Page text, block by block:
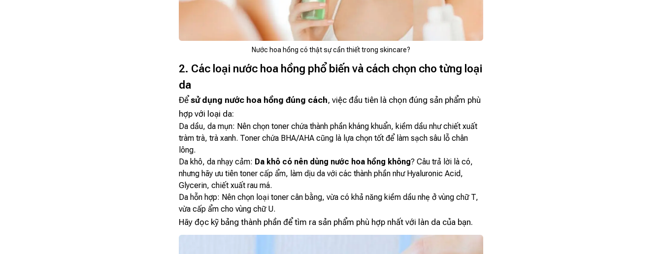
Nước hoa hồng có thật sự cần thiết trong skincare?
2. Các loại nước hoa hồng phổ biến và cách chọn cho từng loại
da
Đểsử dụng nước hoa hồng đúng cách, việc đầu tiên là chọn đúng sản phẩm phù
hợp với loại da:
Da dầu, da mụn: Nên chọn toner chứa thành phần kháng khuẩn, kiềm dầu như chiết xuất
tràm trà, trà xanh. Toner chứa BHA/AHA cũng là lựa chọn tốt để làm sạch sâu lỗ chân
lông.
Da khô, da nhạy cảm: Da khô có nên dùng nước hoa hồng không? Câu trả lời là có,
nhưng hãy ưu tiên toner cấp ẩm, làm dịu da với các thành phần như Hyaluronic Acid,
Glycerin, chiết xuất rau má.
Da hỗn hợp: Nên chọn loại toner cân bằng, vừa có khả năng kiềm dầu nhẹ ở vùng chữ T,
vừa cấp ẩm cho vùng chữ U.
Hãy đọc kỹ bảng thành phần để tìm ra sản phẩm phù hợp nhất với làn da của bạn.